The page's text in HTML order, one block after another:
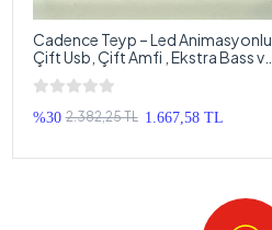
Cadence Teyp – Led Animasyonlu ,
Çift Usb, Çift Amfi , Ekstra Bass ve
Bluetoothlu 7 Renk Oto Teyp
%30 2.382,25 TL 1.667,58 TL